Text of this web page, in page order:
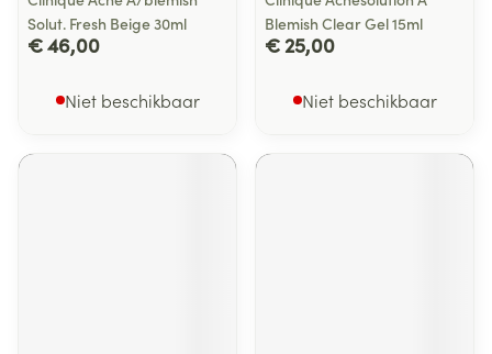
Solut. Fresh Beige 30ml
€ 46,00
Niet beschikbaar
Blemish Clear Gel 15ml
€ 25,00
Niet beschikbaar